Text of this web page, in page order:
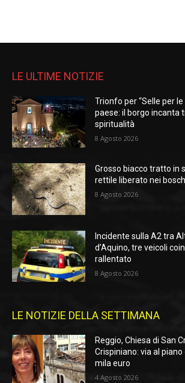
LE ULTIME NOTIZIE
Trionfo per “Selle per le
paese: il borgo incanta
spiritualità
8 Agosto 2026
Grosso biacco tratto in
rettile liberato nei
8 Agosto 2026
Incidente sulla A2 tra
d’Aquino, tre veicoli
rallentato
8 Agosto 2026
LE NOTIZIE DELLA SETTIMANA
Reggio, Chiesa di San
Crispiniano: via al
mila euro
4 Agosto 2026